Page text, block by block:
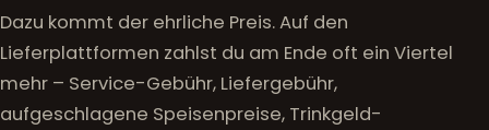
Dazu kommt der ehrliche Preis. Auf den
Lieferplattformen zahlst du am Ende oft ein Viertel
mehr – Service-Gebühr, Liefergebühr,
aufgeschlagene Speisenpreise, Trinkgeld-